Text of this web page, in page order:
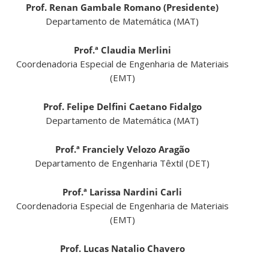
Prof. Renan Gambale Romano (Presidente)
Departamento de Matemática (MAT)
Prof.ª Claudia Merlini
Coordenadoria Especial de Engenharia de Materiais
(EMT)
Prof. Felipe Delfini Caetano Fidalgo
Departamento de Matemática (MAT)
Prof.ª Franciely Velozo Aragão
Departamento de Engenharia Têxtil (DET)
Prof.ª Larissa Nardini Carli
Coordenadoria Especial de Engenharia de Materiais
(EMT)
Prof. Lucas Natalio Chavero